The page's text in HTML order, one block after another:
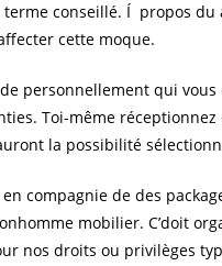
conseillé. Í propos
cette moque.
personnellement qui
Toi-même
la possibilité
compagnie de des
mobilier. C’doit
nos droits ou privilèges